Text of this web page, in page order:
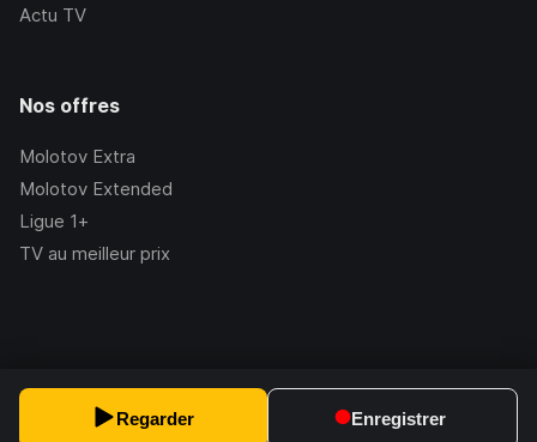
Regarder Enregistrer
Actu TV
Nos offres
Molotov Extra
Molotov Extended
Ligue 1+
TV au meilleur prix
2.228.1